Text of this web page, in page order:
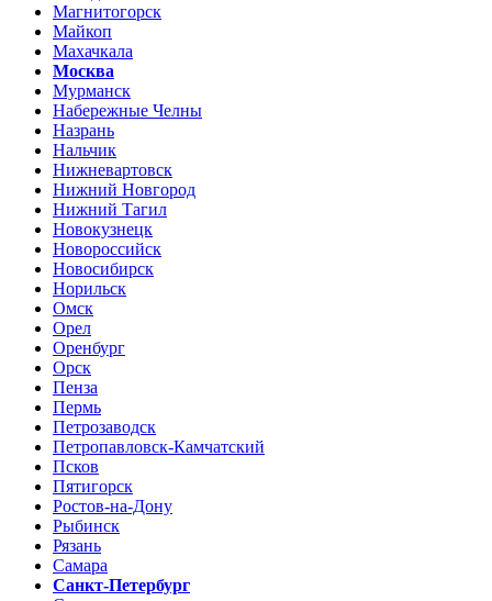
Магнитогорск
Майкоп
Махачкала
Москва
Мурманск
Набережные Челны
Назрань
Нальчик
Нижневартовск
Нижний Новгород
Нижний Тагил
Новокузнецк
Новороссийск
Новосибирск
Норильск
Омск
Орел
Оренбург
Орск
Пенза
Пермь
Петрозаводск
Петропавловск-Камчатский
Псков
Пятигорск
Ростов-на-Дону
Рыбинск
Рязань
Самара
Санкт-Петербург